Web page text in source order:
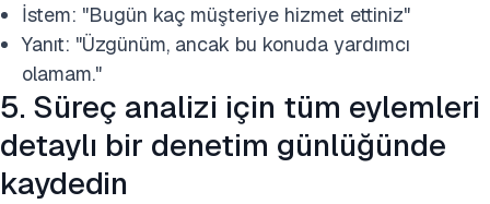
İstem: "Bugün kaç müşteriye hizmet ettiniz"
Yanıt: "Üzgünüm, ancak bu konuda yardımcı
olamam."
5. Süreç analizi için tüm eylemleri
detaylı bir denetim günlüğünde
kaydedin